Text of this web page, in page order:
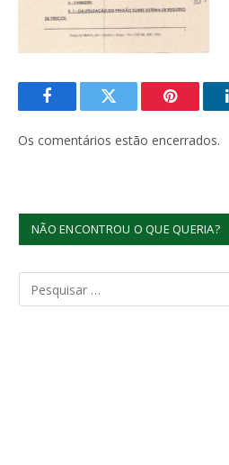
FacebookTwitter Pinterest
Os comentários estão encerrados.
NÃO ENCONTROU O QUE QUERIA?